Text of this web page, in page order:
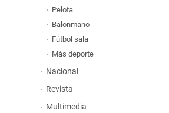
Pelota
Balonmano
Fútbol sala
Más deporte
Nacional
Revista
Multimedia